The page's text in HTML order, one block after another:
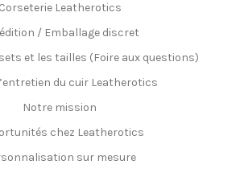
Corseterie Leatherotics
/ Emballage discret
et les tailles (Foire aux questions)
du cuir Leatherotics
Notre mission
chez Leatherotics
sur mesure